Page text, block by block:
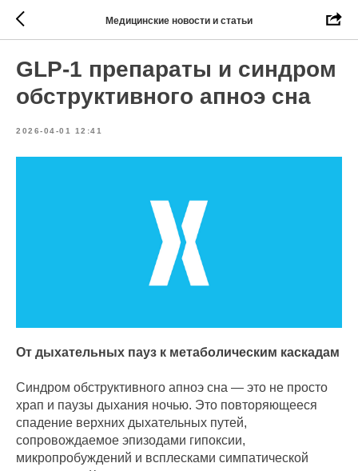
Медицинские новости и статьи
GLP-1 препараты и синдром
обструктивного апноэ сна
2026-04-01 12:41
От дыхательных пауз к метаболическим каскадам
Синдром обструктивного апноэ сна — это не просто
храп и паузы дыхания ночью. Это повторяющееся
спадение верхних дыхательных путей,
сопровождаемое эпизодами гипоксии,
микропробуждений и всплесками симпатической